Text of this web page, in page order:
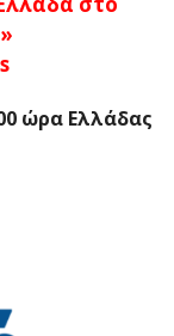
ώρα Ελλάδας